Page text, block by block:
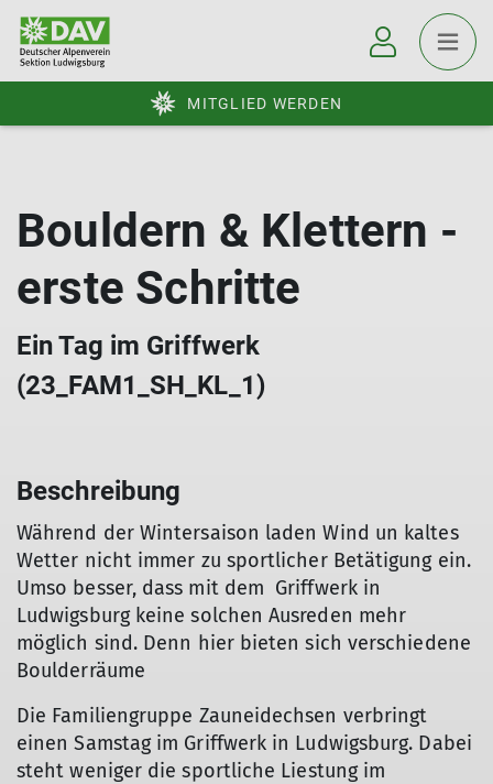
MITGLIED WERDEN
Bouldern & Klettern -
erste Schritte
Ein Tag im Griffwerk
(23_FAM1_SH_KL_1)
Beschreibung
Während der Wintersaison laden Wind un kaltes
Wetter nicht immer zu sportlicher Betätigung ein.
Umso besser, dass mit dem Griffwerk in
Ludwigsburg keine solchen Ausreden mehr
möglich sind. Denn hier bieten sich verschiedene
Boulderräume
Die Familiengruppe Zauneidechsen verbringt
einen Samstag im Griffwerk in Ludwigsburg. Dabei
steht weniger die sportliche Liestung im